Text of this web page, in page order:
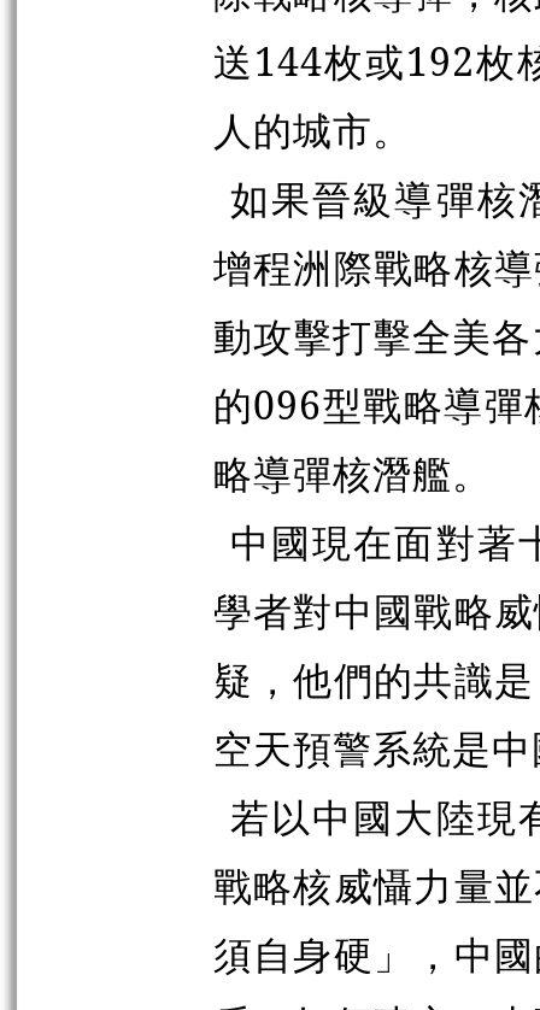
送144枚或192枚
人的城市。
如果晉級導彈核
增程洲際戰略核
動攻擊打擊全美
的096型戰略導
略導彈核潛艦。
中國現在面對著
學者對中國戰略
疑，他們的共識
空天預警系統是
若以中國大陸現
戰略核威懾力量
須自身硬」，中